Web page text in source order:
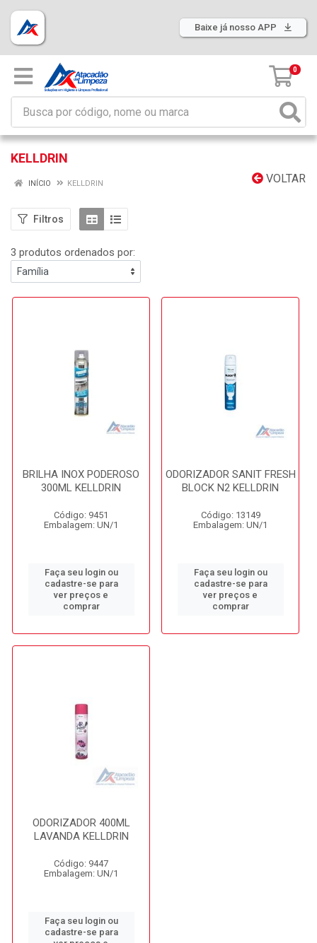
Baixe já nosso APP
0
KELLDRIN
VOLTAR
INÍCIO KELLDRIN
Filtros
3 produtos ordenados por:
BRILHA INOX PODEROSO
300ML KELLDRIN
Código: 9451
Embalagem: UN/1
Faça seu login ou
cadastre-se para
ver preços e
comprar
ODORIZADOR SANIT FRESH
BLOCK N2 KELLDRIN
Código: 13149
Embalagem: UN/1
Faça seu login ou
cadastre-se para
ver preços e
comprar
ODORIZADOR 400ML
LAVANDA KELLDRIN
Código: 9447
Embalagem: UN/1
Faça seu login ou
cadastre-se para